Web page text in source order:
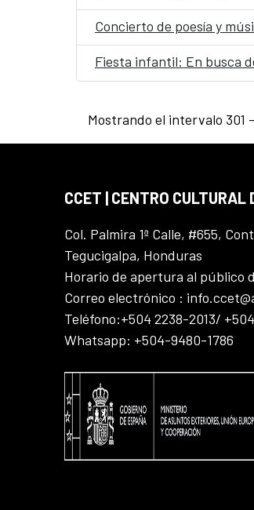
Concierto de poesía y
Fiesta infantil: En busca
Mostrando el intervalo 301
CCET | CENTRO CULTURAL
Col. Palmira 1ª Calle, #655,
Tegucigalpa, Honduras
Horario de apertura al público
Correo electrónico :
Teléfono:+504 2238-2013/
Whatsapp: +504-9480-1786